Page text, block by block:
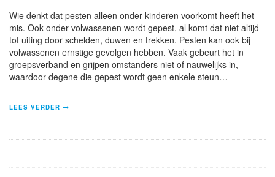
Wie denkt dat pesten alleen onder kinderen voorkomt heeft het
mis. Ook onder volwassenen wordt gepest, al komt dat niet altijd
tot uiting door schelden, duwen en trekken. Pesten kan ook bij
volwassenen ernstige gevolgen hebben. Vaak gebeurt het in
groepsverband en grijpen omstanders niet of nauwelijks in,
waardoor degene die gepest wordt geen enkele steun…
LEES VERDER